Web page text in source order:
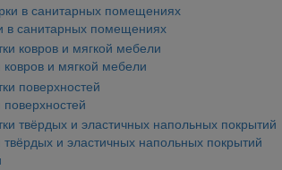
в санитарных помещениях
и мягкой мебели
и эластичных напольных покрытий